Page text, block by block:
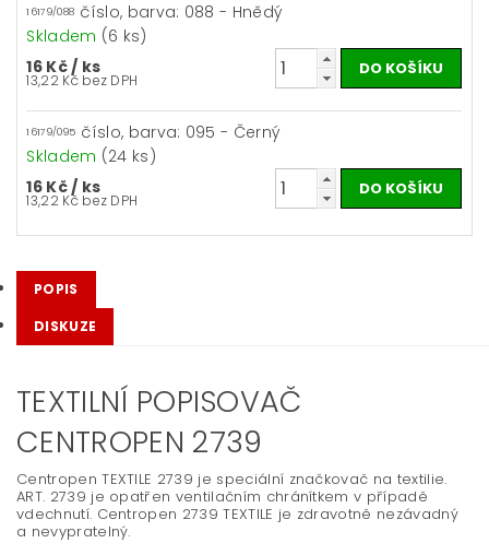
16179/088 číslo, barva: 088 - Hnědý
Skladem (6 ks)
16 Kč/ ks
13,22 Kč bez DPH
16179/095 číslo, barva: 095 - Černý
Skladem (24 ks)
16 Kč/ ks
13,22 Kč bez DPH
POPIS
DISKUZE
TEXTILNÍ POPISOVAČ
CENTROPEN 2739
Centropen TEXTILE 2739 je speciální značkovač na textilie.
ART. 2739 je opatřen ventilačním chránítkem v případě
vdechnutí. Centropen 2739 TEXTILE je zdravotně nezávadný
a nevypratelný.